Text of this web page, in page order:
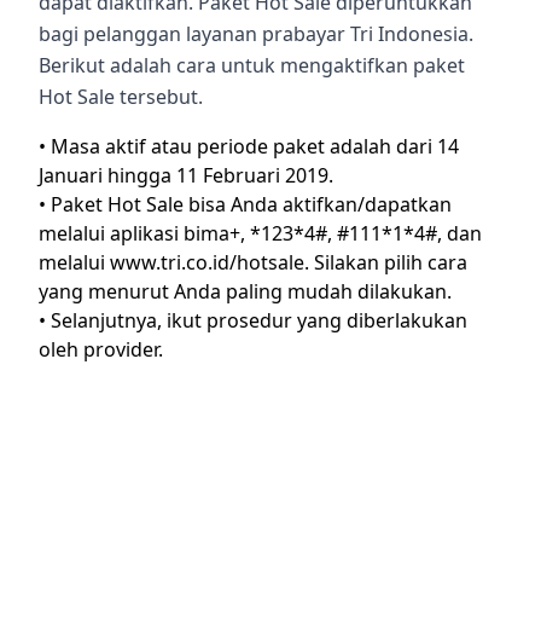
bagi pelanggan layanan prabayar Tri Indonesia.
Berikut adalah cara untuk mengaktifkan paket
Hot Sale tersebut.
• Masa aktif atau periode paket adalah dari 14
Januari hingga 11 Februari 2019.
• Paket Hot Sale bisa Anda aktifkan/dapatkan
melalui aplikasi bima+, *123*4#, #111*1*4#, dan
melalui www.tri.co.id/hotsale. Silakan pilih cara
yang menurut Anda paling mudah dilakukan.
• Selanjutnya, ikut prosedur yang diberlakukan
oleh provider.